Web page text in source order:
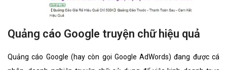
Quảng cáo Google truyện chữ hiệu quả
Quảng cáo Google (hay còn gọi Google AdWords) đang được cá